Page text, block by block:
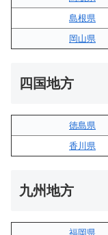
島根県
岡山県
四国地方
徳島県
香川県
九州地方
福岡県